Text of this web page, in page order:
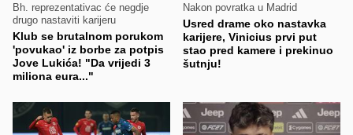
Bh. reprezentativac će negdje
drugo nastaviti karijeru
Klub se brutalnom porukom
'povukao' iz borbe za potpis
Jove Lukića! "Da vrijedi 3
miliona eura..."
Nakon povratka u Madrid
Usred drame oko nastavka
karijere, Vinicius prvi put
stao pred kamere i prekinuo
šutnju!